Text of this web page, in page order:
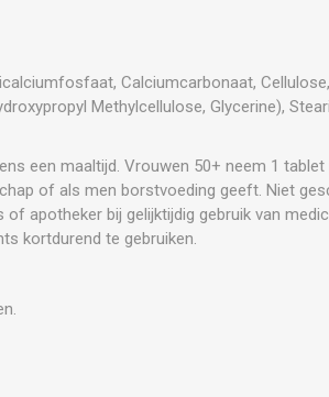
Calciumcarbonaat,
Methylcellulose, Glycerine),
een maaltijd. Vrouwen 50+ neem 1
of als men borstvoeding geeft. Niet
apotheker bij gelijktijdig gebruik van
kortdurend te gebruiken.